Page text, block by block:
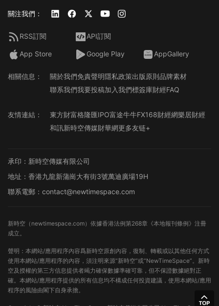
關注我們：
RSS訂閱 API訂閱
App Store Google Play AppGallery
相關信息： 關於我們免責聲明隱私政策出版原則品牌素材
聯系我們我要投稿加入我們標簽庫財經FAQ
友情連結： 東方財富格隆匯IPO富途牛牛FX168財經網樂居財經
和訊新時空傳媒財華網更多友链+
承印：新時空傳媒有限公司
地址：香港九龍新蒲崗大有街3號萬迪廣場19H
聯系電郵：contact@newtimespace.com
新時空（ newtimespace.com）依據香港法例第268章《本地報刊條例》注冊
成立。
聲明：本網站/應用程序內容爲新時空原創內容，復制、轉載或以其他任何方式
使用本網站/應用程序的內容，須注明來源“新時空”或“NewTimeSpace”。新時
空及授權的第三方信息提供者竭力確保數據準確可靠，但不保證數據絕對正
確。本網站/應用程序提供的所有信息均不構成任何投資建議，使用本網站/應用
程序的風險由閣下自身承擔。